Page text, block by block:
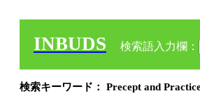
INBUDS 検索語入力欄：
検索キーワード： Precept and